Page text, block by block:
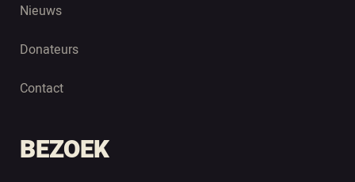
Nieuws
Donateurs
Contact
BEZOEK